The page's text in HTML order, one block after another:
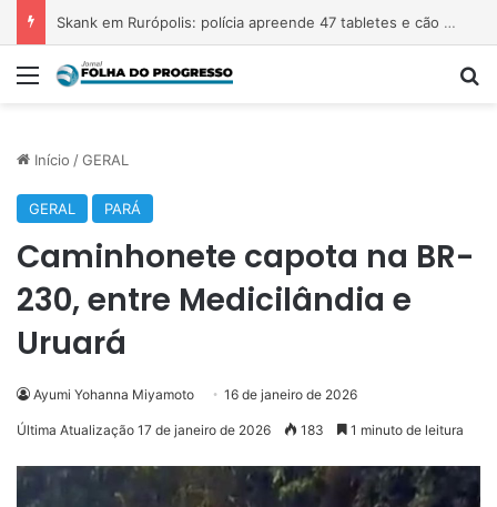
Skank em Rurópolis: polícia apreende 47 tabletes e cão de raça
Menu
Início /GERAL
GERAL PARÁ
Caminhonete capota na BR-
230, entre Medicilândia e
Uruará
Ayumi Yohanna Miyamoto 16 de janeiro de 2026
Última Atualização 17 de janeiro de 2026 183 1 minuto de leitura